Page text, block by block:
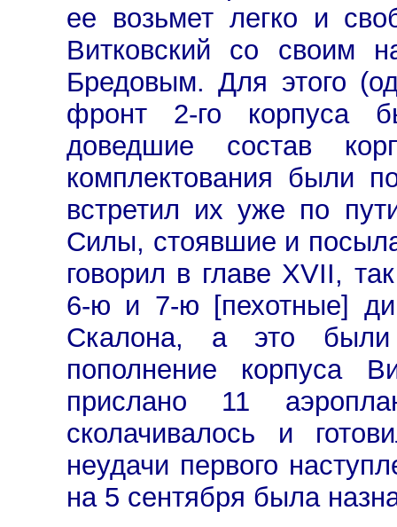
ее возьмет легко и
Витковский со своим
Бредовым. Для этого
фронт 2-го корпуса
доведшие состав
комплектования были
встретил их уже по
Силы, стоявшие и
говорил в главе XVII,
6-ю и 7-ю [пехотные]
Скалона, а это
пополнение корпуса
прислано 11
сколачивалось и
неудачи первого
на 5 сентября была